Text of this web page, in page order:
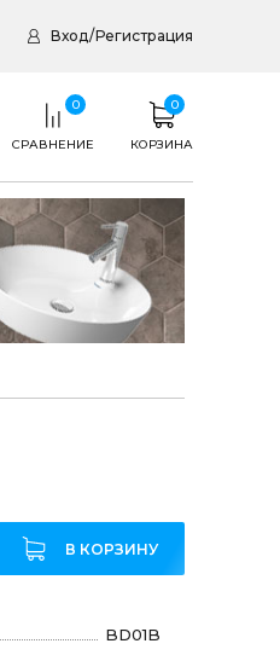
Вход/Регистрация
0
СРАВНЕНИЕ
0
КОРЗИНА
В КОРЗИНУ
BD01B